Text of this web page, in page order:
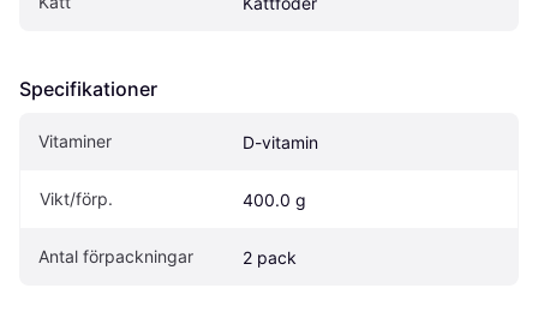
Specifikationer
Vitaminer D-vitamin
Vikt/förp. 400.0 g
Antal förpackningar 2 pack